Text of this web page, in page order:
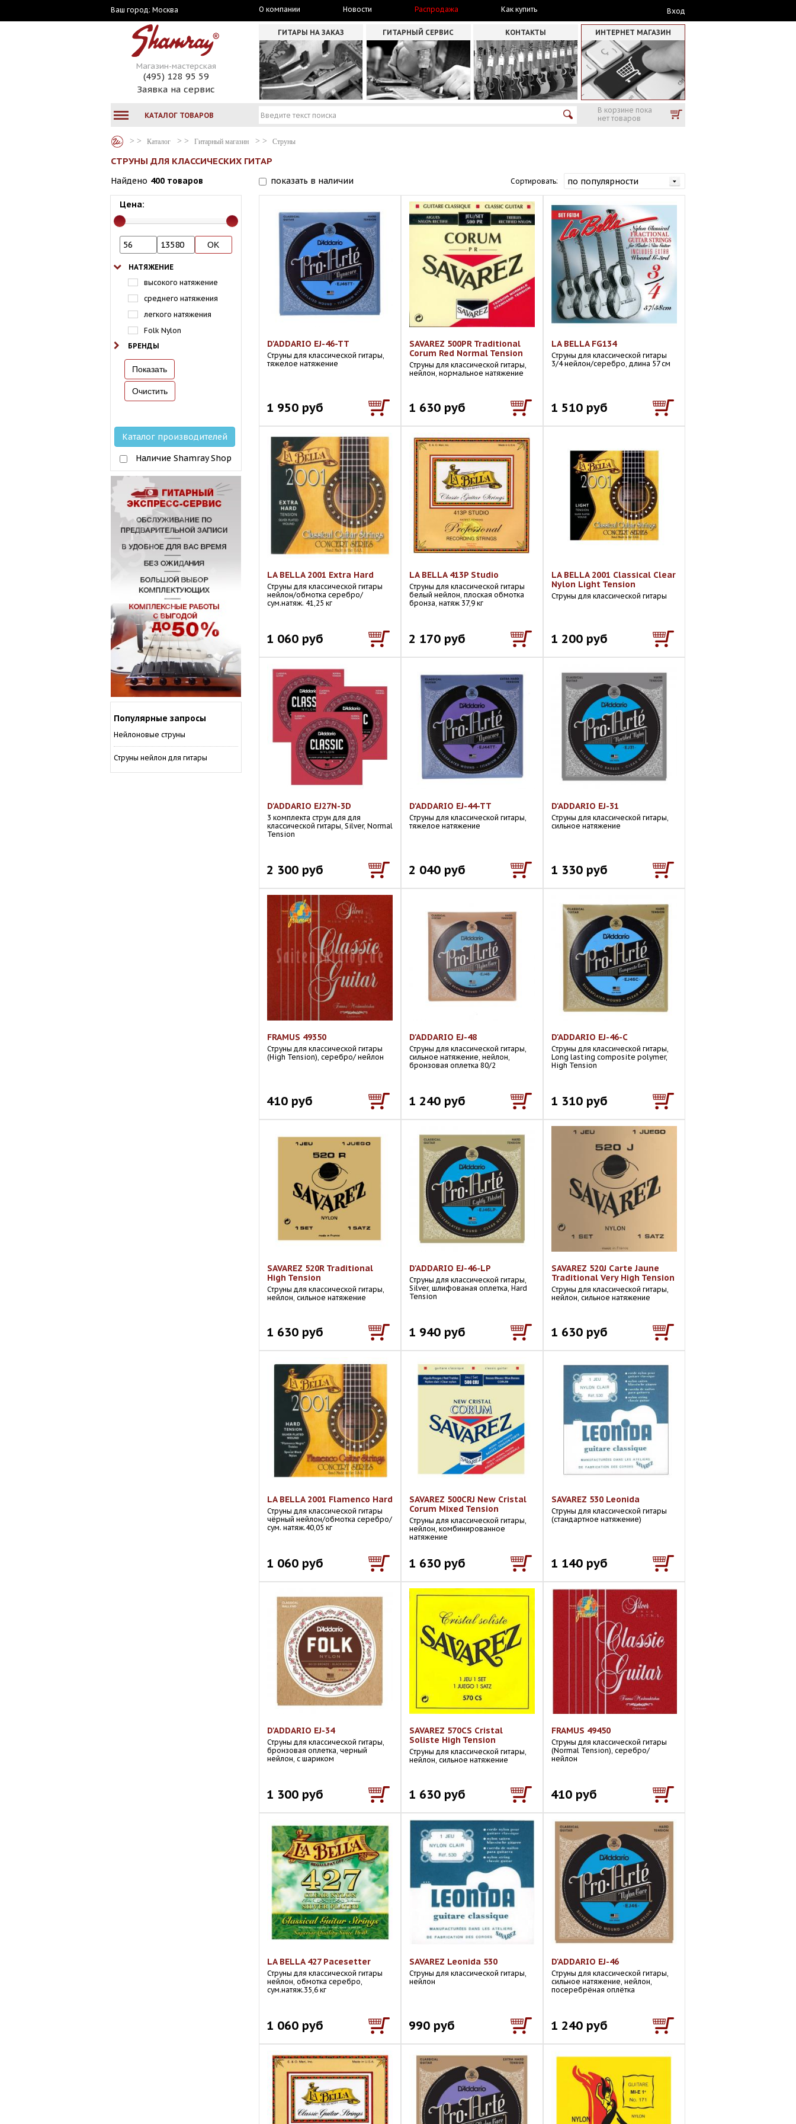
Ваш город: Москва О компании Новости Распродажа Как купить Вход
Магазин-мастерская
(495) 128 95 59
Заявка на сервис
ГИТАРЫ НА ЗАКАЗ ГИТАРНЫЙ СЕРВИС КОНТАКТЫ ИНТЕРНЕТ МАГАЗИН
КАТАЛОГ ТОВАРОВ
В корзине пока
нет товаров
Каталог Гитарный магазин Струны
СТРУНЫ ДЛЯ КЛАССИЧЕСКИХ ГИТАР
Найдено 400 товаров показать в наличии Сортировать:
Цена:
НАТЯЖЕНИЕ
высокого натяжение
среднего натяжения
легкого натяжения
Folk Nylon
БРЕНДЫ
Каталог производителей
Наличие Shamray Shop
Популярные запросы
Нейлоновые струны
Струны нейлон для гитары
D'ADDARIO EJ-46-TT
Струны для классической гитары,
тяжелое натяжение
1 950 руб
SAVAREZ 500PR Traditional
Corum Red Normal Tension
Струны для классической гитары,
нейлон, нормальное натяжение
1 630 руб
LA BELLA FG134
Струны для классической гитары
3/4 нейлон/серебро, длина 57 см
1 510 руб
LA BELLA 2001 Extra Hard
Струны для классической гитары
нейлон/обмотка серебро/
сум.натяж. 41,25 кг
1 060 руб
LA BELLA 413P Studio
Струны для классической гитары
белый нейлон, плоская обмотка
бронза, натяж 37,9 кг
2 170 руб
LA BELLA 2001 Classical Clear
Nylon Light Tension
Струны для классической гитары
1 200 руб
D'ADDARIO EJ27N-3D
3 комплекта струн для для
классической гитары, Silver, Normal
Tension
2 300 руб
D'ADDARIO EJ-44-TT
Струны для классической гитары,
тяжелое натяжение
2 040 руб
D'ADDARIO EJ-31
Струны для классической гитары,
сильное натяжение
1 330 руб
FRAMUS 49350
Струны для классической гитары
(High Tension), серебро/ нейлон
410 руб
D'ADDARIO EJ-48
Струны для классической гитары,
сильное натяжение, нейлон,
бронзовая оплетка 80/2
1 240 руб
D'ADDARIO EJ-46-C
Струны для классической гитары,
Long lasting composite polymer,
High Tension
1 310 руб
SAVAREZ 520R Traditional
High Tension
Струны для классической гитары,
нейлон, сильное натяжение
1 630 руб
D'ADDARIO EJ-46-LP
Струны для классической гитары,
Silver, шлифованая оплетка, Hard
Tension
1 940 руб
SAVAREZ 520J Carte Jaune
Traditional Very High Tension
Струны для классической гитары,
нейлон, сильное натяжение
1 630 руб
LA BELLA 2001 Flamenco Hard
Струны для классической гитары
чёрный нейлон/обмотка серебро/
сум. натяж.40,05 кг
1 060 руб
SAVAREZ 500CRJ New Cristal
Corum Mixed Tension
Струны для классической гитары,
нейлон, комбинированное
натяжение
1 630 руб
SAVAREZ 530 Leonida
Струны для классической гитары
(стандартное натяжение)
1 140 руб
D'ADDARIO EJ-34
Струны для классической гитары,
бронзовая оплетка, черный
нейлон, с шариком
1 300 руб
SAVAREZ 570CS Cristal
Soliste High Tension
Струны для классической гитары,
нейлон, сильное натяжение
1 630 руб
FRAMUS 49450
Струны для классической гитары
(Normal Tension), серебро/
нейлон
410 руб
LA BELLA 427 Pacesetter
Струны для классической гитары
нейлон, обмотка серебро,
сум.натяж.35,6 кг
1 060 руб
SAVAREZ Leonida 530
Струны для классической гитары,
нейлон
990 руб
D'ADDARIO EJ-46
Струны для классической гитары,
сильное натяжение, нейлон,
посеребрёная оплётка
1 240 руб